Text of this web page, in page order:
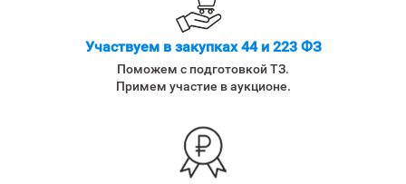
Участвуем в закупках 44 и 223 ФЗ
Поможем с подготовкой ТЗ.
Примем участие в аукционе.